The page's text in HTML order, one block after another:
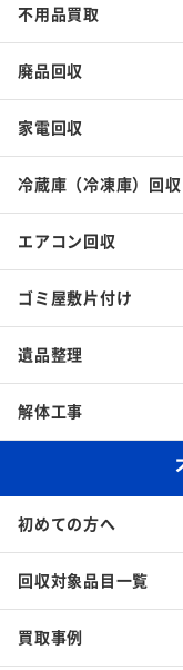
不用品買取
廃品回収
家電回収
冷蔵庫（冷凍庫）回収
エアコン回収
ゴミ屋敷片付け
遺品整理
解体工事
初めての方へ
回収対象品目一覧
買取事例